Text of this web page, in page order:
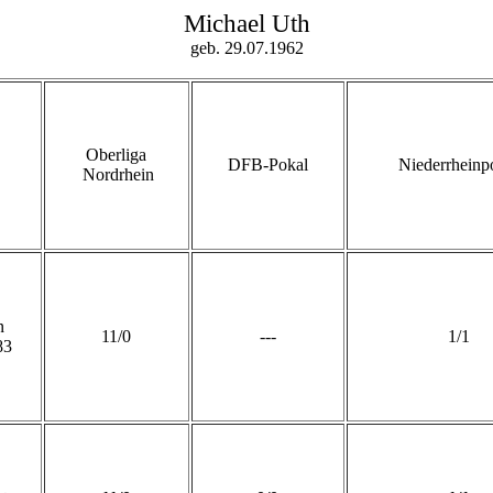
Michael Uth
geb. 29.07.1962
Oberliga
Nordrhein
DFB-Pokal
11/0 --- 1/1